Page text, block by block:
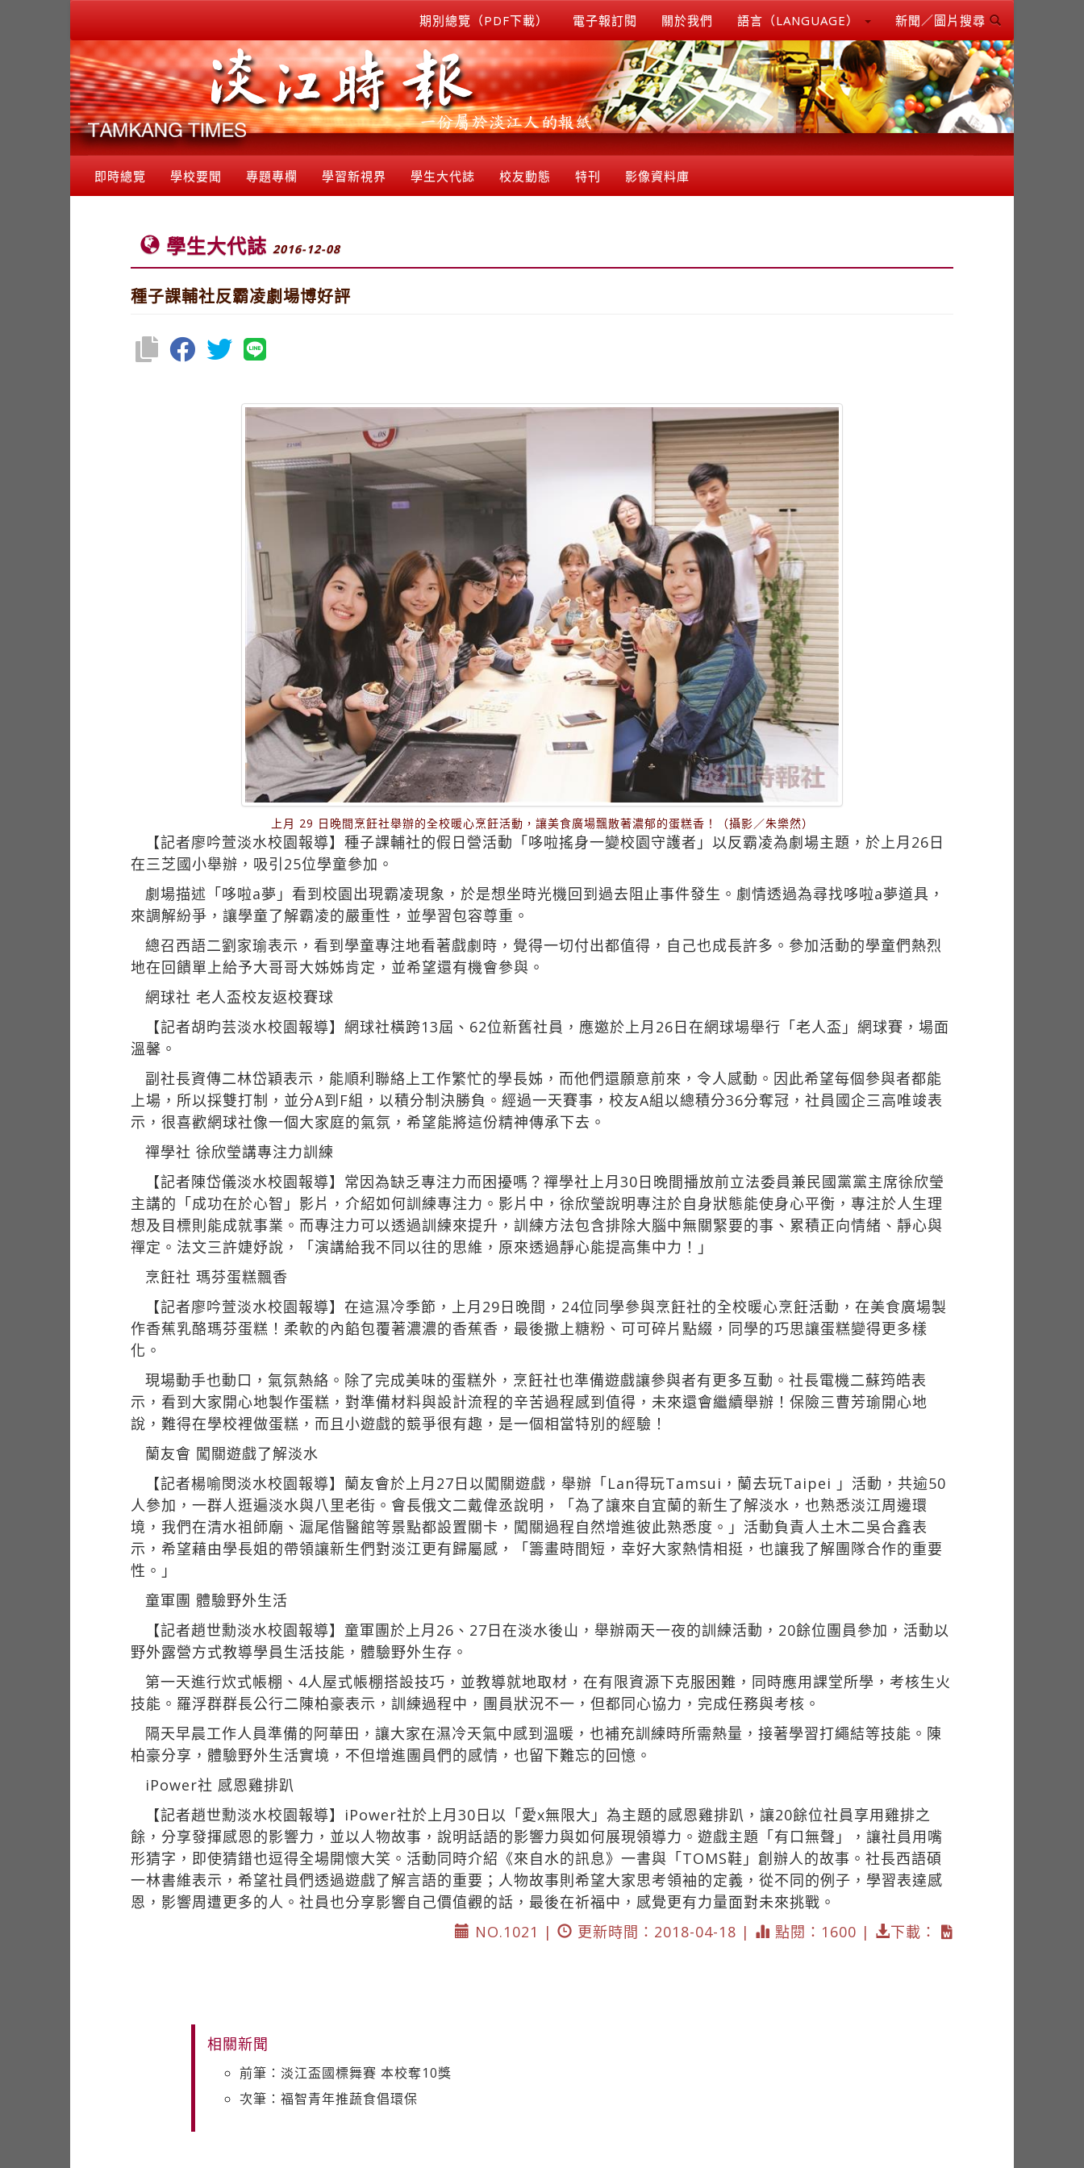
期別總覽（PDF下載） 電子報訂閱 關於我們 語言（LANGUAGE） 新聞／圖片搜尋
即時總覽 學校要聞 專題專欄 學習新視界 學生大代誌 校友動態 特刊 影像資料庫
學生大代誌 2016-12-08
種子課輔社反霸凌劇場博好評
上月 29 日晚間烹飪社舉辦的全校暖心烹飪活動，讓美食廣場飄散著濃郁的蛋糕香！（攝影／朱樂然）
【記者廖吟萱淡水校園報導】種子課輔社的假日營活動「哆啦搖身一變校園守護者」以反霸凌為劇場主題，於上月26日
在三芝國小舉辦，吸引25位學童參加。
劇場描述「哆啦a夢」看到校園出現霸凌現象，於是想坐時光機回到過去阻止事件發生。劇情透過為尋找哆啦a夢道具，
來調解紛爭，讓學童了解霸凌的嚴重性，並學習包容尊重。
總召西語二劉家瑜表示，看到學童專注地看著戲劇時，覺得一切付出都值得，自己也成長許多。參加活動的學童們熱烈
地在回饋單上給予大哥哥大姊姊肯定，並希望還有機會參與。
網球社 老人盃校友返校賽球
【記者胡昀芸淡水校園報導】網球社橫跨13屆、62位新舊社員，應邀於上月26日在網球場舉行「老人盃」網球賽，場面
溫馨。
副社長資傳二林岱穎表示，能順利聯絡上工作繁忙的學長姊，而他們還願意前來，令人感動。因此希望每個參與者都能
上場，所以採雙打制，並分A到F組，以積分制決勝負。經過一天賽事，校友A組以總積分36分奪冠，社員國企三高唯竣表
示，很喜歡網球社像一個大家庭的氣氛，希望能將這份精神傳承下去。
禪學社 徐欣瑩講專注力訓練
【記者陳岱儀淡水校園報導】常因為缺乏專注力而困擾嗎？禪學社上月30日晚間播放前立法委員兼民國黨黨主席徐欣瑩
主講的「成功在於心智」影片，介紹如何訓練專注力。影片中，徐欣瑩說明專注於自身狀態能使身心平衡，專注於人生理
想及目標則能成就事業。而專注力可以透過訓練來提升，訓練方法包含排除大腦中無關緊要的事、累積正向情緒、靜心與
禪定。法文三許婕妤說，「演講給我不同以往的思維，原來透過靜心能提高集中力！」
烹飪社 瑪芬蛋糕飄香
【記者廖吟萱淡水校園報導】在這濕冷季節，上月29日晚間，24位同學參與烹飪社的全校暖心烹飪活動，在美食廣場製
作香蕉乳酪瑪芬蛋糕！柔軟的內餡包覆著濃濃的香蕉香，最後撒上糖粉、可可碎片點綴，同學的巧思讓蛋糕變得更多樣
化。
現場動手也動口，氣氛熱絡。除了完成美味的蛋糕外，烹飪社也準備遊戲讓參與者有更多互動。社長電機二蘇筠皓表
示，看到大家開心地製作蛋糕，對準備材料與設計流程的辛苦過程感到值得，未來還會繼續舉辦！保險三曹芳瑜開心地
說，難得在學校裡做蛋糕，而且小遊戲的競爭很有趣，是一個相當特別的經驗！
蘭友會 闖關遊戲了解淡水
【記者楊喻閔淡水校園報導】蘭友會於上月27日以闖關遊戲，舉辦「Lan得玩Tamsui，蘭去玩Taipei 」活動，共逾50
人參加，一群人逛遍淡水與八里老街。會長俄文二戴偉丞說明，「為了讓來自宜蘭的新生了解淡水，也熟悉淡江周邊環
境，我們在清水祖師廟、滬尾偕醫館等景點都設置關卡，闖關過程自然增進彼此熟悉度。」活動負責人土木二吳合鑫表
示，希望藉由學長姐的帶領讓新生們對淡江更有歸屬感，「籌畫時間短，幸好大家熱情相挺，也讓我了解團隊合作的重要
性。」
童軍團 體驗野外生活
【記者趙世勳淡水校園報導】童軍團於上月26、27日在淡水後山，舉辦兩天一夜的訓練活動，20餘位團員參加，活動以
野外露營方式教導學員生活技能，體驗野外生存。
第一天進行炊式帳棚、4人屋式帳棚搭設技巧，並教導就地取材，在有限資源下克服困難，同時應用課堂所學，考核生火
技能。羅浮群群長公行二陳柏豪表示，訓練過程中，團員狀況不一，但都同心協力，完成任務與考核。
隔天早晨工作人員準備的阿華田，讓大家在濕冷天氣中感到溫暖，也補充訓練時所需熱量，接著學習打繩結等技能。陳
柏豪分享，體驗野外生活實境，不但增進團員們的感情，也留下難忘的回憶。
iPower社 感恩雞排趴
【記者趙世勳淡水校園報導】iPower社於上月30日以「愛x無限大」為主題的感恩雞排趴，讓20餘位社員享用雞排之
餘，分享發揮感恩的影響力，並以人物故事，說明話語的影響力與如何展現領導力。遊戲主題「有口無聲」，讓社員用嘴
形猜字，即使猜錯也逗得全場開懷大笑。活動同時介紹《來自水的訊息》一書與「TOMS鞋」創辦人的故事。社長西語碩
一林書維表示，希望社員們透過遊戲了解言語的重要；人物故事則希望大家思考領袖的定義，從不同的例子，學習表達感
恩，影響周遭更多的人。社員也分享影響自己價值觀的話，最後在祈福中，感覺更有力量面對未來挑戰。
NO.1021 |
更新時間：2018-04-18 | 點閱：1600 | 下載：
相關新聞
前筆：淡江盃國標舞賽 本校奪10獎
次筆：福智青年推蔬食倡環保